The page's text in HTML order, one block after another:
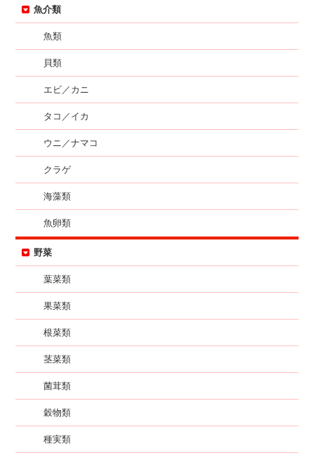
魚介類
魚類
貝類
エビ／カニ
タコ／イカ
ウニ／ナマコ
クラゲ
海藻類
魚卵類
野菜
葉菜類
果菜類
根菜類
茎菜類
菌茸類
穀物類
種実類